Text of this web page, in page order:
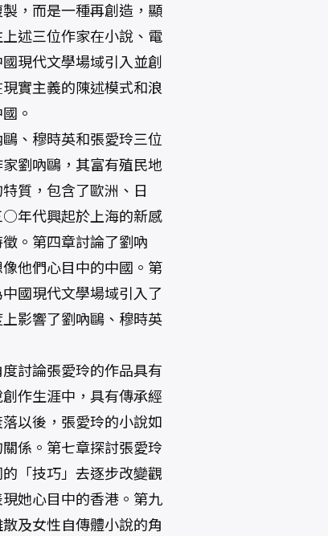
，而是一種再創造，顯
述三位作家在小說、電
現代文學場域引入並創
實主義的陳述模式和浪
。
、穆時英和張愛玲三位
劉吶鷗，其富有殖民地
質，包含了歐洲、日
○年代興起於上海的新感
。第四章討論了劉吶
他們心目中的中國。第
國現代文學場域引入了
影響了劉吶鷗、穆時英
討論張愛玲的作品具有
作生涯中，具有傳承經
以後，張愛玲的小說如
係。第七章探討張愛玲
「技巧」去逐步改變觀
她心目中的香港。第九
及女性自傳體小說的角